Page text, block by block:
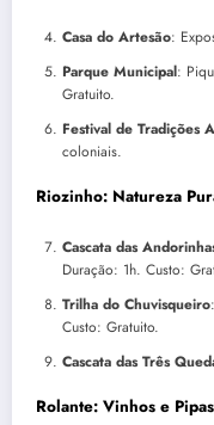
Casa do Artesão:
Parque Municipal:
Gratuito.
Festival de Tradições
coloniais.
Riozinho: Natureza
Cascata das
Duração: 1h. Custo:
Trilha do Chuvisqueiro
Custo: Gratuito.
Cascata das Três
Rolante: Vinhos e Pipas